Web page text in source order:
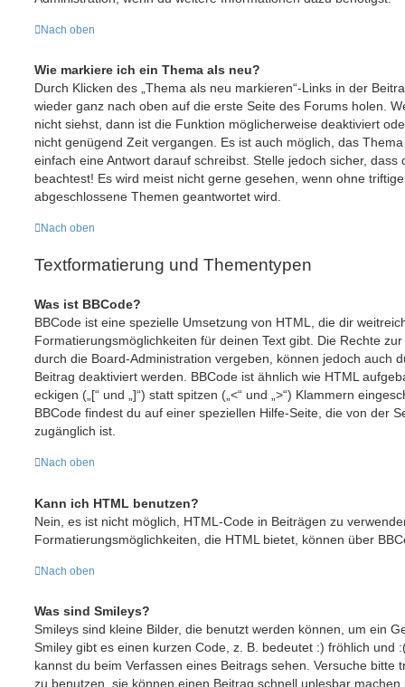
Nach oben
Wie markiere ich ein Thema als neu?
Durch Klicken des „Thema als neu markieren“-Links in der
wieder ganz nach oben auf die erste Seite des Forums holen.
nicht siehst, dann ist die Funktion möglicherweise deaktiviert
nicht genügend Zeit vergangen. Es ist auch möglich, das
einfach eine Antwort darauf schreibst. Stelle jedoch sicher, dass
beachtest! Es wird meist nicht gerne gesehen, wenn ohne
abgeschlossene Themen geantwortet wird.
Nach oben
Textformatierung und Thementypen
Was ist BBCode?
BBCode ist eine spezielle Umsetzung von HTML, die dir
Formatierungsmöglichkeiten für deinen Text gibt. Die Rechte
durch die Board-Administration vergeben, können jedoch auch
Beitrag deaktiviert werden. BBCode ist ähnlich wie HTML
eckigen („[“ und „]“) statt spitzen („<“ und „>“) Klammern
BBCode findest du auf einer speziellen Hilfe-Seite, die von der
zugänglich ist.
Nach oben
Kann ich HTML benutzen?
Nein, es ist nicht möglich, HTML-Code in Beiträgen zu
Formatierungsmöglichkeiten, die HTML bietet, können über
Nach oben
Was sind Smileys?
Smileys sind kleine Bilder, die benutzt werden können, um ein
Smiley gibt es einen kurzen Code, z. B. bedeutet :) fröhlich und
kannst du beim Verfassen eines Beitrags sehen. Versuche bitte
zu benutzen, sie können einen Beitrag schnell unlesbar